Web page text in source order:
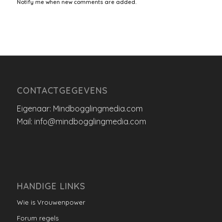
Notify me when new comments are added.
CONTACTGEGEVENS
Eigenaar: Mindbogglingmedia.com
Mail: info@mindbogglingmedia.com
HANDIGE LINKS
Wie is Vrouwenpower
Forum regels